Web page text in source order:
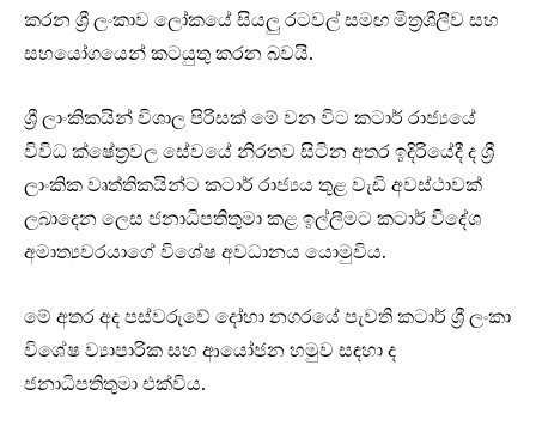
කරන ශ්‍රී ලංකාව ලෝකයේ සියලු රටවල් සමඟ මිත්‍රශීලීව සහ
සහයෝගයෙන් කටයුතු කරන බවයි.
ශ්‍රී ලාංකිකයින් විශාල පිරිසක් මේ වන විට කටාර් රාජ්‍යයේ
විවිධ ක්ෂේත්‍රවල සේවයේ නිරතව සිටින අතර ඉදිරියේදී ද ශ්‍රී
ලාංකික වෘත්තිකයින්ට කටාර් රාජ්‍යය තුළ වැඩි අවස්ථාවක්
ලබාදෙන ලෙස ජනාධිපතිතුමා කළ ඉල්ලීමට කටාර් විදේශ
අමාත්‍යවරයාගේ විශේෂ අවධානය යොමුවිය.
මේ අතර අද පස්වරුවේ දෝහා නගරයේ පැවති කටාර් ශ්‍රී ලංකා
විශේෂ ව්‍යාපාරික සහ ආයෝජන හමුව සඳහා ද
ජනාධිපතිතුමා එක්විය.